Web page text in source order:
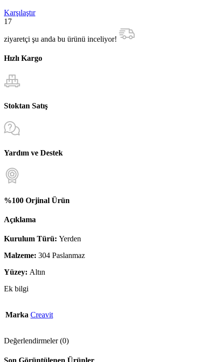
Karşılaştır
17
ziyaretçi şu anda bu ürünü inceliyor!
Hızlı Kargo
Stoktan Satış
Yardım ve Destek
%100 Orjinal Ürün
Açıklama
Kurulum Türü: Yerden
Malzeme: 304 Paslanmaz
Yüzey: Altın
Ek bilgi
Marka Creavit
Değerlendirmeler (0)
Son Görüntülenen Ürünler